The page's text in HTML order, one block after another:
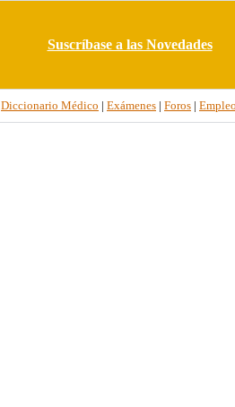
Suscríbase a las Novedades
Diccionario Médico | Exámenes | Foros | Empleo